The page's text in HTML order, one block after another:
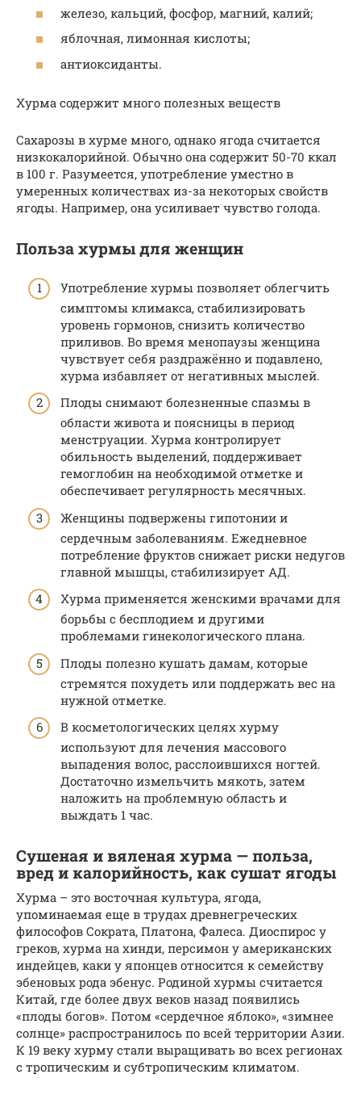
железо, кальций, фосфор, магний, калий;
яблочная, лимонная кислоты;
антиоксиданты.
Хурма содержит много полезных веществ
Сахарозы в хурме много, однако ягода считается
низкокалорийной. Обычно она содержит 50-70 ккал
в 100 г. Разумеется, употребление уместно в
умеренных количествах из-за некоторых свойств
ягоды. Например, она усиливает чувство голода.
Польза хурмы для женщин
Употребление хурмы позволяет облегчить
симптомы климакса, стабилизировать
уровень гормонов, снизить количество
приливов. Во время менопаузы женщина
чувствует себя раздражённо и подавлено,
хурма избавляет от негативных мыслей.
Плоды снимают болезненные спазмы в
области живота и поясницы в период
менструации. Хурма контролирует
обильность выделений, поддерживает
гемоглобин на необходимой отметке и
обеспечивает регулярность месячных.
Женщины подвержены гипотонии и
сердечным заболеваниям. Ежедневное
потребление фруктов снижает риски недугов
главной мышцы, стабилизирует АД.
Хурма применяется женскими врачами для
борьбы с бесплодием и другими
проблемами гинекологического плана.
Плоды полезно кушать дамам, которые
стремятся похудеть или поддержать вес на
нужной отметке.
В косметологических целях хурму
используют для лечения массового
выпадения волос, расслоившихся ногтей.
Достаточно измельчить мякоть, затем
наложить на проблемную область и
выждать 1 час.
Сушеная и вяленая хурма — польза,
вред и калорийность, как сушат ягоды
Хурма – это восточная культура, ягода,
упоминаемая еще в трудах древнегреческих
философов Сократа, Платона, Фалеса. Диоспирос у
греков, хурма на хинди, персимон у американских
индейцев, каки у японцев относится к семейству
эбеновых рода эбенус. Родиной хурмы считается
Китай, где более двух веков назад появились
«плоды богов». Потом «сердечное яблоко», «зимнее
солнце» распространилось по всей территории Азии.
К 19 веку хурму стали выращивать во всех регионах
с тропическим и субтропическим климатом.